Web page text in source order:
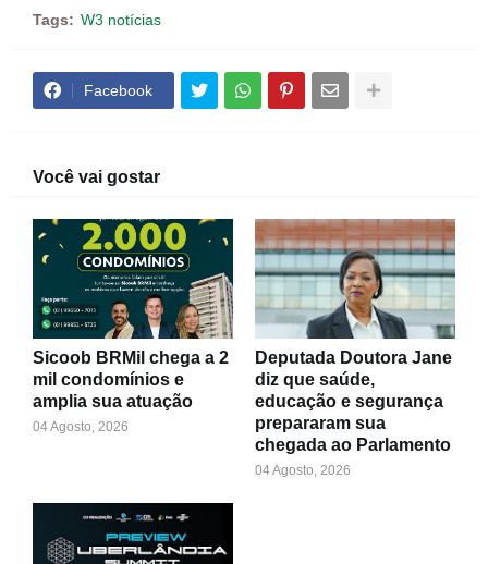
Tags: W3 notícias
Facebook
Você vai gostar
Sicoob BRMil chega a 2
mil condomínios e
amplia sua atuação
04 Agosto, 2026
Deputada Doutora Jane
diz que saúde,
educação e segurança
prepararam sua
chegada ao Parlamento
04 Agosto, 2026